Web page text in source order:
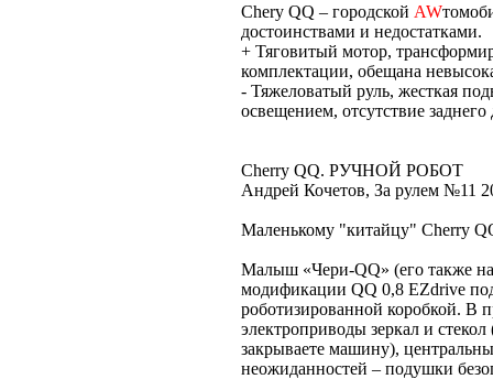
Chery QQ – городской AW
достоинствами и недостатками.
+ Тяговитый мотор,
комплектации, обещана
- Тяжеловатый руль, жесткая
освещением, отсутствие
Cherry QQ. РУЧНОЙ РОБОТ
Андрей Кочетов, За рулем №11
Маленькому "китайцу" Cherry
Малыш «Чери-QQ» (его также
модификации QQ 0,8 EZdrive
роботизированной коробкой. В
электроприводы зеркал и
закрываете машину),
неожиданностей – подушки